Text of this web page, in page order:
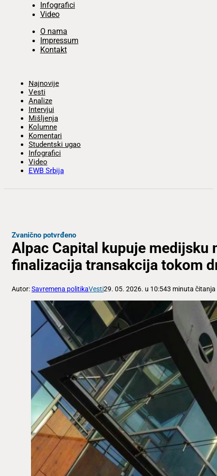
Infografici
Video
O nama
Impressum
Kontakt
Najnovije
Vesti
Analize
Intervjui
Mišljenja
Kolumne
Komentari
Studentski ugao
Infografici
Video
EWB Srbija
Zvanično potvrđeno
Alpac Capital kupuje medijsku
finalizacija transakcija tokom
Autor:Savremena politikaVesti29. 05. 2026. u 10:543 minuta čitanja